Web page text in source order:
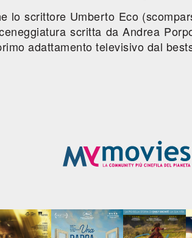
lo scrittore Umberto Eco
scritta da Andrea
adattamento televisivo dal